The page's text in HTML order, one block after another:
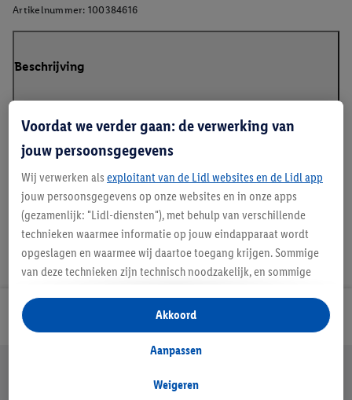
Artikelnummer: 100384616
Beschrijving
Details over productveiligheid
Lidl Nieuwsbrief
Veilig winkelen
Voordat we verder gaan: de verwerking van
jouw persoonsgegevens
Wij verwerken als exploitant van de Lidl websites en de Lidl app
jouw persoonsgegevens op onze websites en in onze apps
(gezamenlijk: "Lidl-diensten"), met behulp van verschillende
technieken waarmee informatie op jouw eindapparaat wordt
opgeslagen en waarmee wij daartoe toegang krijgen. Sommige
van deze technieken zijn technisch noodzakelijk, en sommige
opslaan van voorkeursinstellingen, het verzamelen en
analyseren van statistieken of voor het tonen van
gepersonaliseerde reclame binnen en buiten de Lidl-diensten.
gegevens over jouw aankoopgedrag in de winkel ook voor de
Weigeren
Aanpassen
Akkoord